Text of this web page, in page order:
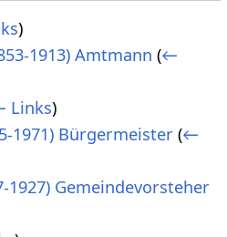
)
1913) Amtmann (←
Links)
1971) Bürgermeister (←
1927) Gemeindevorsteher